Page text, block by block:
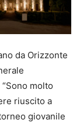
da Orizzonte
molto
riuscito a
giovanile